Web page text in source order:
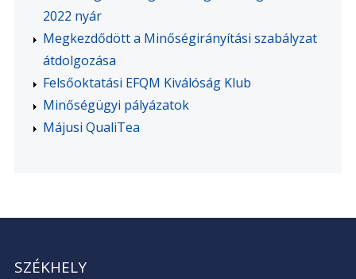
2022 nyár
Megkezdődött a Minőségirányítási szabályzat
átdolgozása
Felsőoktatási EFQM Kiválóság Klub
Minőségügyi pályázatok
Májusi QualiTea
SZÉKHELY